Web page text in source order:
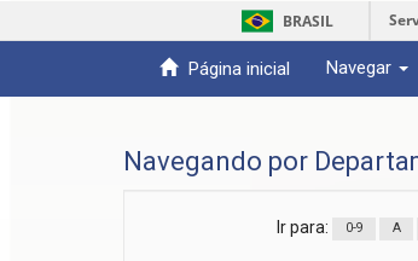
BRASIL
Página inicial Navegar
Navegando por
Ir para: 0-9 A